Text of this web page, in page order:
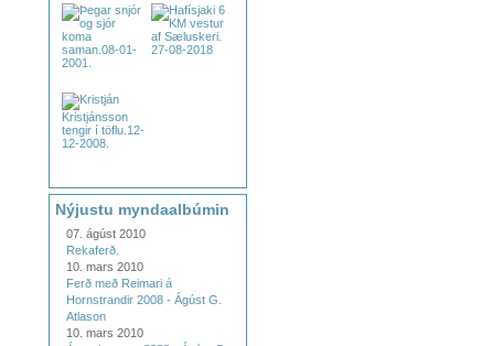
Nýjustu myndaalbúmin
07. ágúst 2010
Rekaferð.
10. mars 2010
Ferð með Reimari á
Hornstrandir 2008 - Ágúst G.
Atlason
10. mars 2010